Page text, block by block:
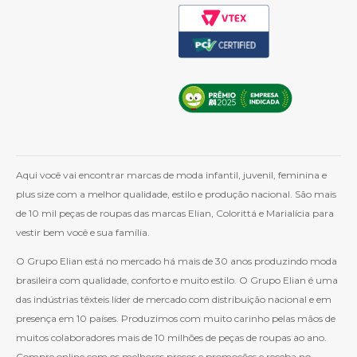
Aqui você vai encontrar marcas de moda infantil, juvenil, feminina e
plus size com a melhor qualidade, estilo e produção nacional. São mais
de 10 mil peças de roupas das marcas Elian, Colorittá e Marialícia para
vestir bem você e sua família.
O Grupo Elian está no mercado há mais de 30 anos produzindo moda
brasileira com qualidade, conforto e muito estilo. O Grupo Elian é uma
das indústrias têxteis líder de mercado com distribuição nacional e em
presença em 10 países. Produzimos com muito carinho pelas mãos de
muitos colaboradores mais de 10 milhões de peças de roupas ao ano.